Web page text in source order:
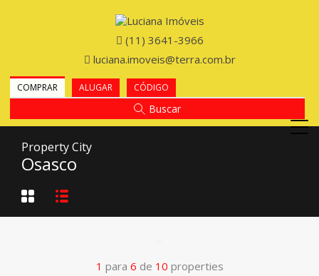
(11) 3641-3966
luciana.imoveis@terra.com.br
COMPRAR ALUGAR CÓDIGO
Buscar
Property City
Osasco
1 para 6 de 10 properties